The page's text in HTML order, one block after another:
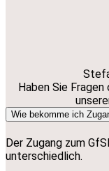
Haben Sie
Wie bekomme ich
Der Zugang zum
unterschiedlich.